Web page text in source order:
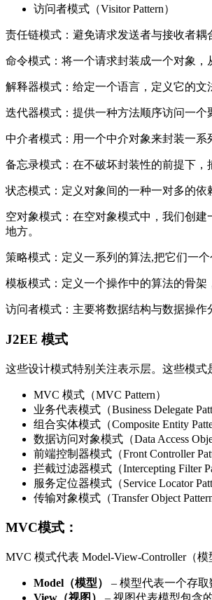
访问者模式（Visitor Pattern）
责任链模式：避免请求发送者与接收者
命令模式：将一个请求封装成一个对象，
解释器模式：给定一个语言，定义它的文
迭代器模式：提供一种方法顺序访问一个
中介者模式：用一个中介对象来封装一
备忘录模式：在不破坏封装性的前提下，
状态模式：定义对象间的一种一对多的依
空对象模式：在空对象模式中，我们创
地方。
策略模式：定义一系列的算法,把它们一
模板模式：定义一个操作中的算法的骨
访问者模式：主要将数据结构与数据操作
J2EE 模式
这些设计模式特别关注表示层。这些模式
MVC 模式（MVC Pattern）
业务代表模式（Business Delegate
组合实体模式（Composite Entity
数据访问对象模式（Data Access
前端控制器模式（Front Controller
拦截过滤器模式（Intercepting Filter
服务定位器模式（Service Locator
传输对象模式（Transfer Object Pattern
MVC模式：
MVC 模式代表 Model-View-Controller（
Model（模型）
– 模型代表一个存取
View（视图）
– 视图代表模型包含